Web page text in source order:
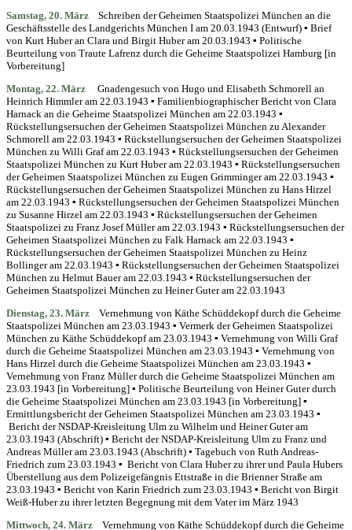
Samstag, 20. März
Schreiben der Geheimen Staatspolizei München an die
Geschäftsstelle des Landgerichts München I am 20.03.1943 (Entwurf) ▪ Brief
von Kurt Huber an Clara und Birgit Huber am 20.03.1943 ▪ Politische
Beurteilung von Traute Lafrenz durch die Geheime Staatspolizei Hamburg [in
Vorbereitung]
Montag, 22. März
Gnadengesuch von Hugo und Elisabeth Schmorell an
Heinrich Himmler am 22.03.1943 ▪ Familienbiographischer Bericht von Clara
Harnack an die Geheime Staatspolizei München am 22.03.1943 ▪
Rückstellungsersuchen der Geheimen Staatspolizei München zu Alexander
Schmorell am 22.03.1943 ▪ Rückstellungsersuchen der Geheimen Staatspolizei
München zu Willi Graf am 22.03.1943 ▪ Rückstellungsersuchen der Geheimen
Staatspolizei München zu Kurt Huber am 22.03.1943 ▪ Rückstellungsersuchen
der Geheimen Staatspolizei München zu Eugen Grimminger am 22.03.1943 ▪
Rückstellungsersuchen der Geheimen Staatspolizei München zu Hans Hirzel
am 22.03.1943 ▪ Rückstellungsersuchen der Geheimen Staatspolizei München
zu Susanne Hirzel am 22.03.1943 ▪ Rückstellungsersuchen der Geheimen
Staatspolizei zu Franz Josef Müller am 22.03.1943 ▪ Rückstellungsersuchen der
Geheimen Staatspolizei München zu Falk Harnack am 22.03.1943 ▪
Rückstellungsersuchen der Geheimen Staatspolizei München zu Heinz
Bollinger am 22.03.1943 ▪ Rückstellungsersuchen der Geheimen Staatspolizei
München zu Helmut Bauer am 22.03.1943 ▪ Rückstellungsersuchen der
Geheimen Staatspolizei München zu Heiner Guter am 22.03.1943
Dienstag, 23. März Vernehmung von Käthe Schüddekopf durch die Geheime
Staatspolizei München am 23.03.1943 ▪ Vermerk der Geheimen Staatspolizei
München zu Käthe Schüddekopf am 23.03.1943 ▪ Vernehmung von Willi Graf
durch die Geheime Staatspolizei München am 23.03.1943 ▪ Vernehmung von
Hans Hirzel durch die Geheime Staatspolizei München am 23.03.1943 ▪
Vernehmung von Franz Müller durch die Geheime Staatspolizei München am
23.03.1943 [in Vorbereitung] ▪ Politische Beurteilung von Heiner Guter durch
die Geheime Staatspolizei München am 23.03.1943 [in Vorbereitung] ▪
Ermittlungsbericht der Geheimen Staatspolizei München am 23.03.1943 ▪
Bericht der NSDAP-Kreisleitung Ulm zu Wilhelm und Heiner Guter am
23.03.1943 (Abschrift) ▪ Bericht der NSDAP-Kreisleitung Ulm zu Franz und
Andreas Müller am 23.03.1943 (Abschrift) ▪ Tagebuch von Ruth Andreas-
Friedrich zum 23.03.1943 ▪ Bericht von Clara Huber zu ihrer und Paula Hubers
Überstellung aus dem Polizeigefängnis Ettstraße in die Brienner Straße am
23.03.1943 ▪ Bericht von Karin Friedrich zum 23.03.1943 ▪ Bericht von Birgit
Weiß-Huber zu ihrer letzten Begegnung mit dem Vater im März 1943
Mittwoch, 24. März
Vernehmung von Käthe Schüddekopf durch die Geheime